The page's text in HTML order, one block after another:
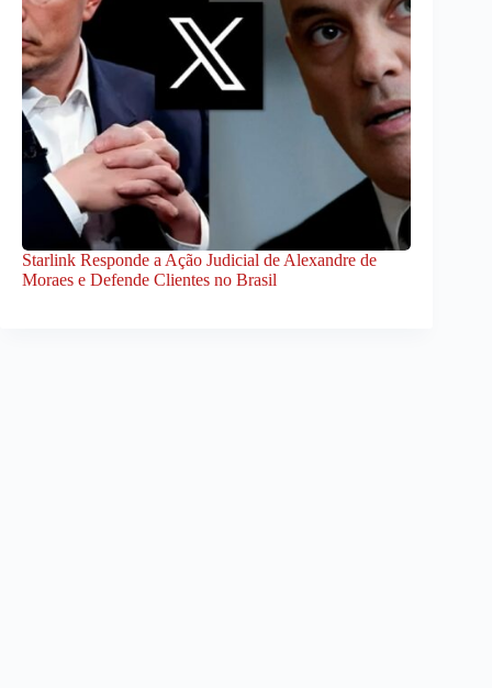
Starlink Responde a Ação Judicial de Alexandre de
Moraes e Defende Clientes no Brasil